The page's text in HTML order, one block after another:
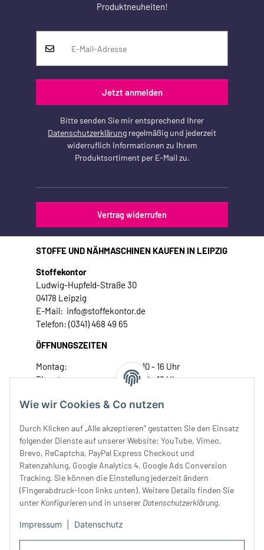
Wie wir Cookies & Co nutzen
Durch Klicken auf „Alle akzeptieren“ gestatten Sie den Einsatz
folgender Dienste auf unserer Website: YouTube, Vimeo,
Brevo, ReCaptcha, PayPal Express Checkout und
Ratenzahlung, Google Analytics 4, Google Ads Conversion
Tracking. Sie können die Einstellung jederzeit ändern
(Fingerabdruck-Icon links unten). Weitere Details finden Sie
unter Konfigurieren und in unserer Datenschutzerklärung.
Impressum Datenschutz
Produktneuheiten!
Jetzt anmelden
Bitte senden Sie mir entsprechend Ihrer
Datenschutzerklärung regelmäßig und jederzeit
widerruflich Informationen zu Ihrem
Produktsortiment per E-Mail zu.
Vertrag widerrufen
STOFFE UND NÄHMASCHINEN KAUFEN IN LEIPZIG
Stoffekontor
Ludwig-Hupfeld-Straße 30
04178 Leipzig
E-Mail: info@stoffekontor.de
Telefon: (0341) 468 49 65
ÖFFNUNGSZEITEN
Montag:
10 - 16 Uhr
Dienstag:
10 - 16 Uhr
Donnerstag:
10 - 18 Uhr
Samstag:
10 - 14 Uhr
Unser Service
Rechtliches